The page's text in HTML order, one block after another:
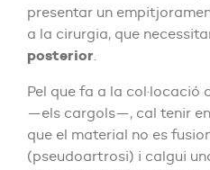
presentar un
a la cirurgia, que
posterior
Pel que fa a la
—els cargols—, cal tenir
que el material no es
(pseudoartrosi) i calgui